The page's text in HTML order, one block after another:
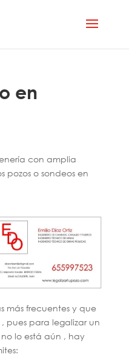
en
con amplia
pozos o sondeos en
más frecuentes y que
pues para legalizar un
lo está aún , hay